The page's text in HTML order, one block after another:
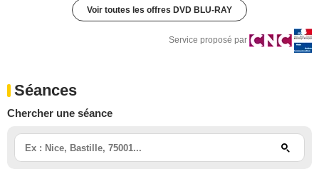
Voir toutes les offres DVD BLU-RAY
Service proposé par
Séances
Chercher une séance